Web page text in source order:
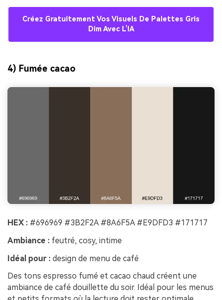
Créez Gratuitement Vos Visuels De Palettes Gris
Dim Avec L’IA
4) Fumée cacao
HEX : #696969 #3B2F2A #8A6F5A #E9DFD3 #171717
Ambiance : feutré, cosy, intime
Idéal pour : design de menu de café
Des tons espresso fumé et cacao chaud créent une
ambiance de café douillette du soir. Idéal pour les menus